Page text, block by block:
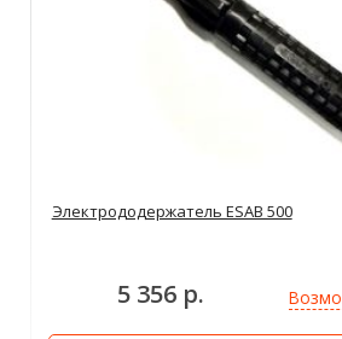
Электрододержатель ESAB 500
5 356 р.